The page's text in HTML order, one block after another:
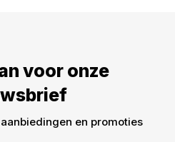
voor onze
en promoties